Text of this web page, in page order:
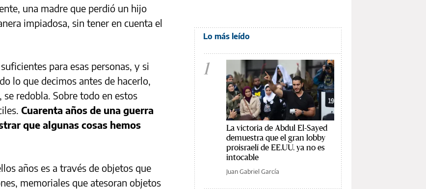
una madre que perdió un hijo
impiadosa, sin tener en cuenta el
para esas personas, y si
lo que decimos antes de hacerlo,
se redobla. Sobre todo en estos
Cuarenta años de una guerra
que algunas cosas hemos
años es a través de objetos que
memoriales que atesoran objetos
Lo más leído
1
La victoria de Abdul El-Sayed
demuestra que el gran lobby
proisraelí de EE.UU. ya no es
intocable
Juan Gabriel García